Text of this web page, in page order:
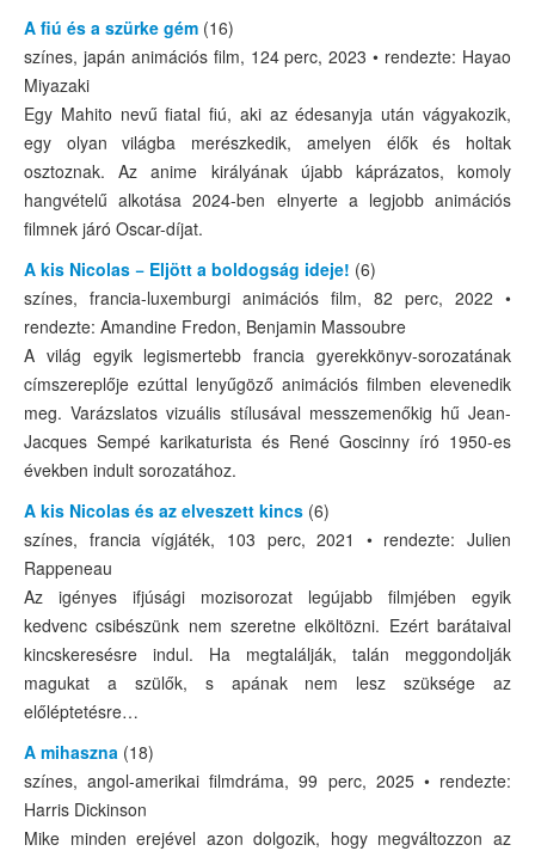
MOZIK
IDŐPONTFOGLALÁS
SULIJEGY
GALÉRIA
TÁMOGATÓK, PARTNEREK
KAPCSOLAT
A fiú és a szürke gém (16)
színes, japán animációs film, 124 perc, 2023 • rendezte: Hayao
Miyazaki
Egy Mahito nevű fiatal fiú, aki az édesanyja után vágyakozik,
egy olyan világba merészkedik, amelyen élők és holtak
osztoznak. Az anime királyának újabb káprázatos, komoly
hangvételű alkotása 2024-ben elnyerte a legjobb animációs
filmnek járó Oscar-díjat.
A kis Nicolas − Eljött a boldogság ideje! (6)
színes, francia-luxemburgi animációs film, 82 perc, 2022 •
rendezte: Amandine Fredon, Benjamin Massoubre
A világ egyik legismertebb francia gyerekkönyv-sorozatának
címszereplője ezúttal lenyűgöző animációs filmben elevenedik
meg. Varázslatos vizuális stílusával messzemenőkig hű Jean-
Jacques Sempé karikaturista és René Goscinny író 1950-es
években indult sorozatához.
A kis Nicolas és az elveszett kincs (6)
színes, francia vígjáték, 103 perc, 2021 • rendezte: Julien
Rappeneau
Az igényes ifjúsági mozisorozat legújabb filmjében egyik
kedvenc csibészünk nem szeretne elköltözni. Ezért barátaival
kincskeresésre indul. Ha megtalálják, talán meggondolják
magukat a szülők, s apának nem lesz szüksége az
előléptetésre…
A mihaszna (18)
színes, angol-amerikai filmdráma, 99 perc, 2025 • rendezte:
Harris Dickinson
Mike minden erejével azon dolgozik, hogy megváltozzon az